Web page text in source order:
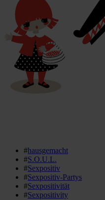
#hausgemacht
#S.O.U.L.
#Sexpositiv
#Sexpositiv-Partys
#Sexpositivität
#Sexpositivity